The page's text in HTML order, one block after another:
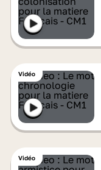
Vidéo
Vidéo